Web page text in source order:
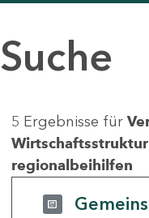
Suche
5 Ergebnisse für
regionalbeihilfen